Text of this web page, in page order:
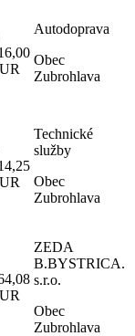
Autodoprava
Obec
Zubrohlava
Technické
služby
Obec
Zubrohlava
ZEDA
B.BYSTRICA.
s.r.o.
Obec
Zubrohlava